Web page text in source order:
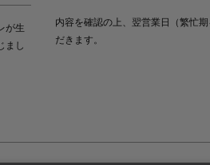
が生
まし
内容を確認の上、翌営業日（繁忙
だきます。